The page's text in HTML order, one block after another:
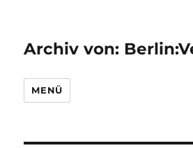
Archiv von:
MENÜ